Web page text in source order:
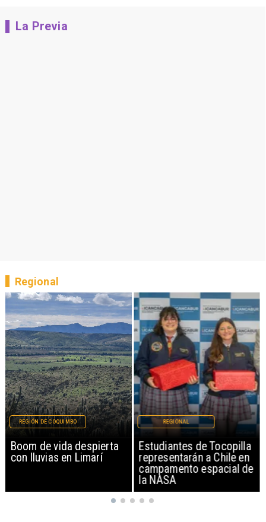
La Previa
Boom de vida despierta
con lluvias en Limarí
REGIÓN DE COQUIMBO
Estudiantes de Tocopilla
representarán a Chile en
campamento espacial de
la NASA
REGIONAL
Regional